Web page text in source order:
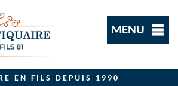
MENU
EN FILS DEPUIS 1990